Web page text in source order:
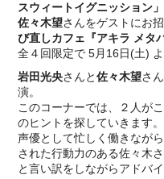
スウィートイグニッション」
佐々⽊望さんをゲストにお
び直しカフェ『アキラ メタ
全４回限定で 5月16日(土)
岩田光央さんと佐々木望さ
演。
このコーナーでは、２人が
のヒントを探していきます。
声優として忙しく働きなが
された行動力のある佐々木
と言い訳をしながらアドバ